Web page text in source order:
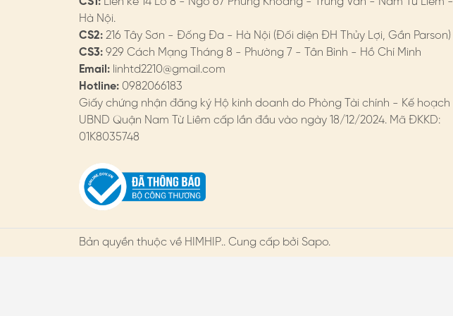
Hà Nội.
CS2: 216 Tây Sơn - Đống Đa - Hà Nội (Đối diện ĐH Thủy Lợi, Gần Parson)
CS3: 929 Cách Mạng Tháng 8 - Phường 7 - Tân Bình - Hồ Chí Minh
Email: linhtd2210@gmail.com
Hotline: 0982066183
Giấy chứng nhận đăng ký Hộ kinh doanh do Phòng Tài chính - Kế hoạch
UBND Quận Nam Từ Liêm cấp lần đầu vào ngày 18/12/2024. Mã ĐKKD:
01K8035748
Bản quyền thuộc về HIMHIP.. Cung cấp bởi Sapo.